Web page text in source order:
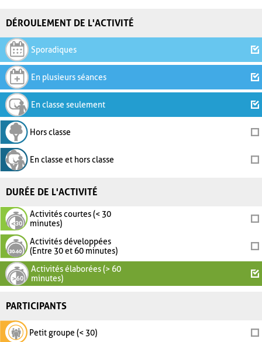
DÉROULEMENT DE L'ACTIVITÉ
Sporadiques
En plusieurs séances
En classe seulement
Hors classe
En classe et hors classe
DURÉE DE L'ACTIVITÉ
Activités courtes (< 30
minutes)
Activités développées
(Entre 30 et 60 minutes)
Activités élaborées (> 60
minutes)
PARTICIPANTS
Petit groupe (< 30)